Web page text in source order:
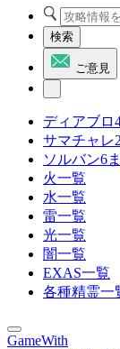
検索
ご意見
ディアブロ
サマチャレ
ソルバン6
火一覧
水一覧
雷一覧
光一覧
闇一覧
EXAS一覧
各種精霊一
GameWith